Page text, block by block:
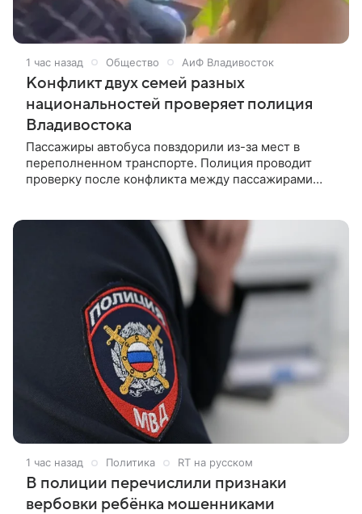
1 час назад Общество АиФ Владивосток
Конфликт двух семей разных
национальностей проверяет полиция
Владивостока
Пассажиры автобуса повздорили из-за мест в
переполненном транспорте. Полиция проводит
проверку после конфликта между пассажирами
служба МВД: сотрудники полиции обнаружили в
социальных сетях публикацию об инциденте,
произошедшем в салоне автобуса.
1 час назад Политика RT на русском
В полиции перечислили признаки
вербовки ребёнка мошенниками